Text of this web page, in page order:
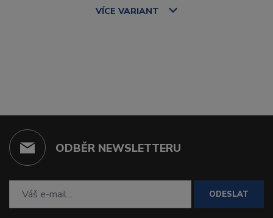
VÍCE VARIANT
ODBĚR NEWSLETTERU
ODESLAT